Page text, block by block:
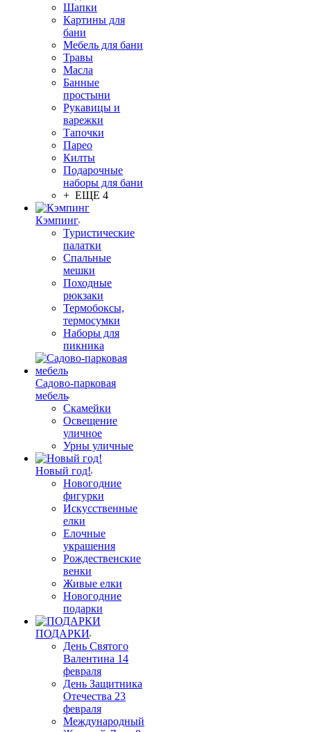
Шапки
Картины для
бани
Мебель для бани
Травы
Масла
Банные
простыни
Рукавицы и
варежки
Тапочки
Парео
Килты
Подарочные
наборы для бани
+ ЕЩЕ 4
Кэмпинг
Туристические
палатки
Спальные
мешки
Походные
рюкзаки
Термобоксы,
термосумки
Наборы для
пикника
Садово-парковая
мебель
Скамейки
Освещение
уличное
Урны уличные
Новый год!
Новогодние
фигурки
Искусственные
елки
Елочные
украшения
Рождественские
венки
Живые елки
Новогодние
подарки
ПОДАРКИ
День Святого
Валентина 14
февраля
День Защитника
Отечества 23
февраля
Международный